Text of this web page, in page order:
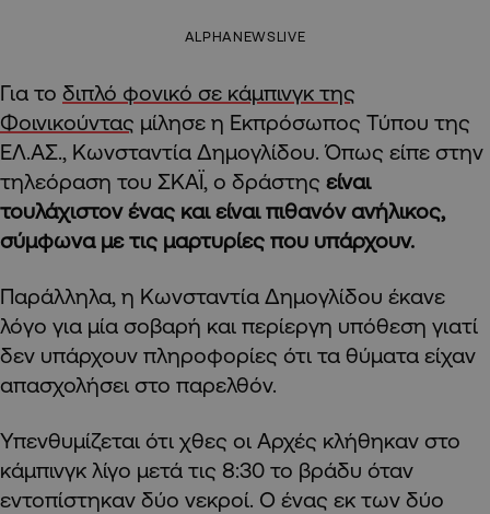
ALPHANEWSLIVE
Για το διπλό φονικό σε κάμπινγκ της
Φοινικούντας μίλησε η Εκπρόσωπος Τύπου της
ΕΛ.ΑΣ., Κωνσταντία Δημογλίδου. Όπως είπε στην
τηλεόραση του ΣΚΑΪ, ο δράστης είναι
τουλάχιστον ένας και είναι πιθανόν ανήλικος,
σύμφωνα με τις μαρτυρίες που υπάρχουν.
Παράλληλα, η Κωνσταντία Δημογλίδου έκανε
λόγο για μία σοβαρή και περίεργη υπόθεση γιατί
δεν υπάρχουν πληροφορίες ότι τα θύματα είχαν
απασχολήσει στο παρελθόν.
Υπενθυμίζεται ότι χθες οι Αρχές κλήθηκαν στο
κάμπινγκ λίγο μετά τις 8:30 το βράδυ όταν
εντοπίστηκαν δύο νεκροί. Ο ένας εκ των δύο